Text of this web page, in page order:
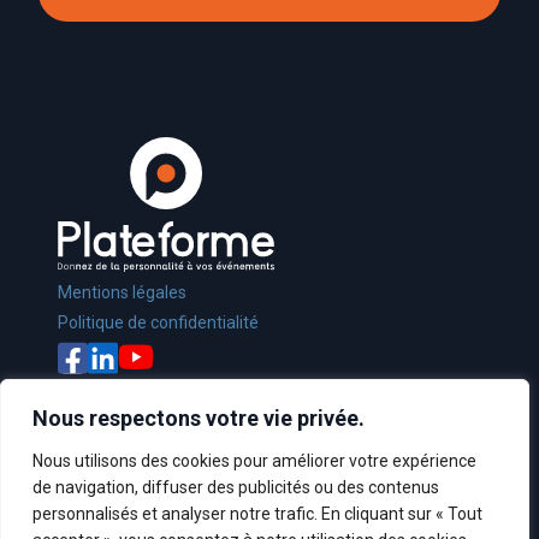
Nous respectons votre vie privée.
Nous utilisons des cookies pour améliorer votre expérience
de navigation, diffuser des publicités ou des contenus
personnalisés et analyser notre trafic. En cliquant sur « Tout
Mentions légales
Politique de confidentialité
Crédit :Sonilog Interactive
© Les Esprits Éclairés - 2022